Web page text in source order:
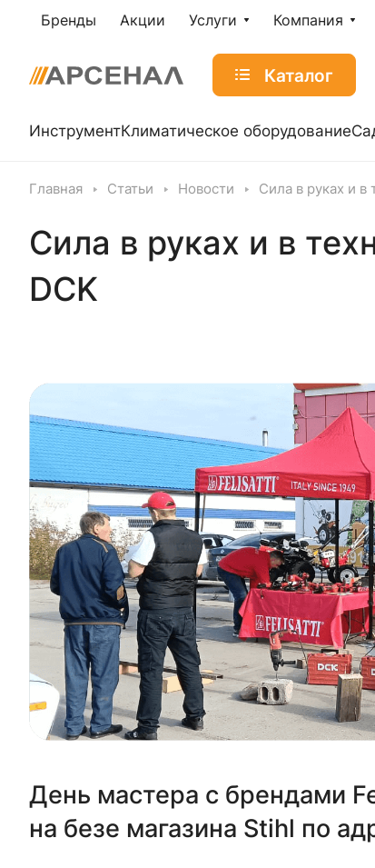
Бренды Акции Услуги Компания
Каталог
ИнструментКлиматическое оборудование
Главная Статьи Новости Сила в руках и в
Сила в руках и в
DCK
День мастера с брендами
на безе магазина Stihl по